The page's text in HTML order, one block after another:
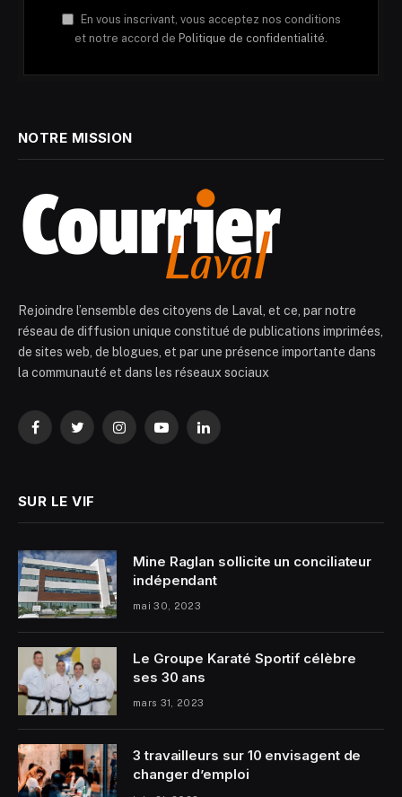
En vous inscrivant, vous acceptez nos conditions
et notre accord de Politique de confidentialité.
NOTRE MISSION
Rejoindre l’ensemble des citoyens de Laval, et ce, par notre
réseau de diffusion unique constitué de publications imprimées,
de sites web, de blogues, et par une présence importante dans
la communauté et dans les réseaux sociaux
FacebookTwitterInstagramYouTubeLinkedIn
SUR LE VIF
Mine Raglan sollicite un conciliateur
indépendant
mai 30, 2023
Le Groupe Karaté Sportif célèbre
ses 30 ans
mars 31, 2023
3 travailleurs sur 10 envisagent de
changer d’emploi